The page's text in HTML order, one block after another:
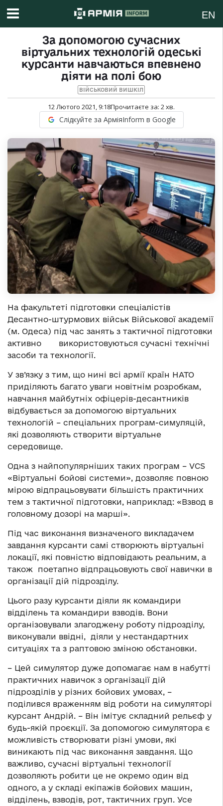
EN
За допомогою сучасних
віртуальних технологій одеські
курсанти навчаються впевнено
діяти на полі бою
ВІЙСЬКОВИЙ ВИШКІЛ
12 Лютого 2021, 9:18Прочитаєте за: 2хв.
Слідкуйте за АрміяInform в Google
На факультеті підготовки спеціалістів
Десантно-штурмових військ Військової академії
(м. Одеса) під час занять з тактичної підготовки
активно використовуються сучасні технічні
засоби та технології.
У зв’язку з тим, що нині всі армії країн НАТО
приділяють багато уваги новітнім розробкам,
навчання майбутніх офіцерів-десантників
відбувається за допомогою віртуальних
технологій – спеціальних програм-симуляцій,
які дозволяють створити віртуальне
середовище.
Одна з найпопулярніших таких програм – VCS
«Віртуальні бойові системи», дозволяє повною
мірою відпрацьовувати більшість практичних
тем з тактичної підготовки, наприклад: «Взвод в
головному дозорі на марші».
Під час виконання визначеного викладачем
завдання курсанти самі створюють віртуальні
локації, які повністю відповідають реальним, а
також поетапно відпрацьовують свої навички в
організації дій підрозділу.
Цього разу курсанти діяли як командири
відділень та командири взводів. Вони
організовували злагоджену роботу підрозділу,
виконували ввідні, діяли у нестандартних
ситуаціях та з раптовою зміною обстановки.
– Цей симулятор дуже допомагає нам в набутті
практичних навичок з організації дій
підрозділів у різних бойових умовах, –
поділився враженням від роботи на симуляторі
курсант Андрій. – Він імітує складний рельєф у
будь-якій проєкції. За допомогою симулятора є
можливість створювати різні умови, які
виникають під час виконання завдання. Що
важливо, сучасні віртуальні технології
дозволяють робити це не окремо один від
одного, а у складі екіпажів бойових машин,
відділень, взводів, рот, тактичних груп. Усе